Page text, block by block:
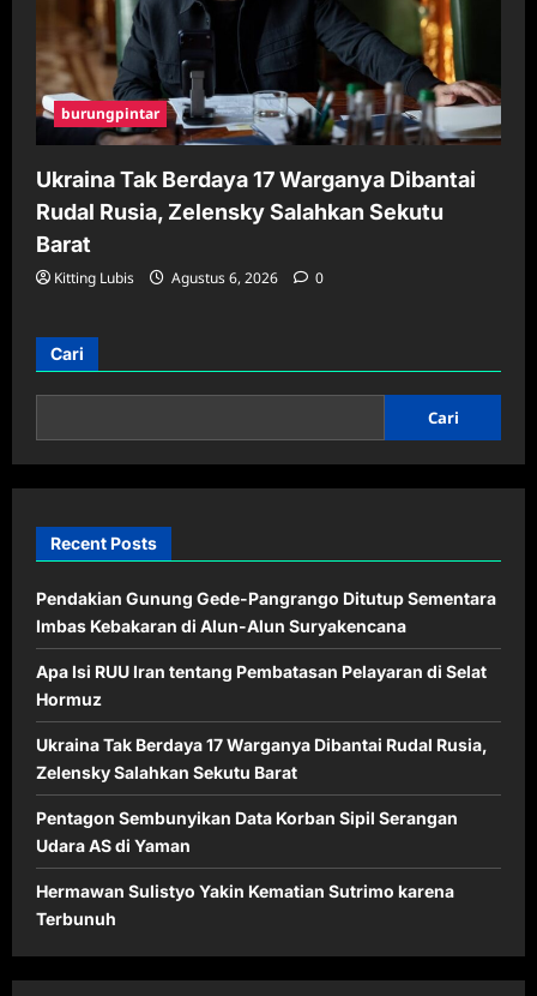
burungpintar
Ukraina Tak Berdaya 17 Warganya Dibantai
Rudal Rusia, Zelensky Salahkan Sekutu
Barat
Kitting Lubis Agustus 6, 2026 0
Cari
Cari
Recent Posts
Pendakian Gunung Gede-Pangrango Ditutup Sementara
Imbas Kebakaran di Alun-Alun Suryakencana
Apa Isi RUU Iran tentang Pembatasan Pelayaran di Selat
Hormuz
Ukraina Tak Berdaya 17 Warganya Dibantai Rudal Rusia,
Zelensky Salahkan Sekutu Barat
Pentagon Sembunyikan Data Korban Sipil Serangan
Udara AS di Yaman
Hermawan Sulistyo Yakin Kematian Sutrimo karena
Terbunuh